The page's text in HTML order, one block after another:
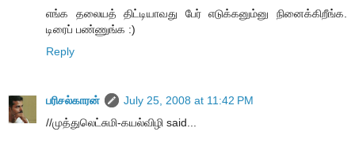
எங்க தலையத் திட்டியாவது பேர் எடுக்கனும்னு நினைக்கிறீங்க.
டிரைப் பண்ணுங்க :)
Reply
பரிசல்காரன்
July 25, 2008 at 11:42 PM
//முத்துலெட்சுமி-கயல்விழி said...